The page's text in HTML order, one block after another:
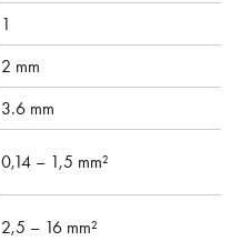
1
2 mm
3.6 mm
0,14 – 1,5 mm²
2,5 – 16 mm²